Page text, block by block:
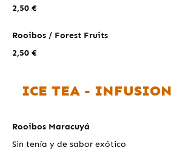
2,50 €
Rooibos / Forest Fruits
2,50 €
ICE TEA - INFUSION
Rooibos Maracuyá
Sin tenía y de sabor exótico